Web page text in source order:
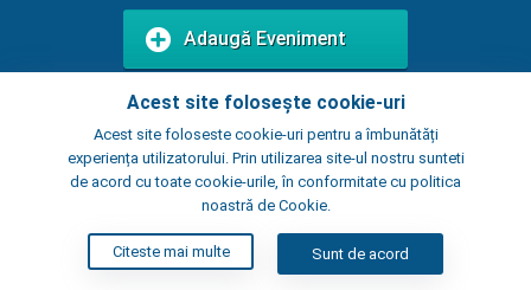
Acest site folosește cookie-uri
Acest site foloseste cookie-uri pentru a îmbunătăți
experiența utilizatorului. Prin utilizarea site-ul nostru sunteti
de acord cu toate cookie-urile, în conformitate cu politica
noastră de Cookie.
Citeste mai multe Sunt de acord
Adaugă Eveniment
Adaugă Local